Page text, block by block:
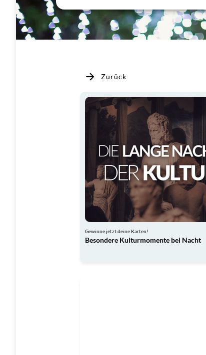
Zurück
Gewinne jetzt deine Karten!
Besondere Kulturmomente bei Nacht